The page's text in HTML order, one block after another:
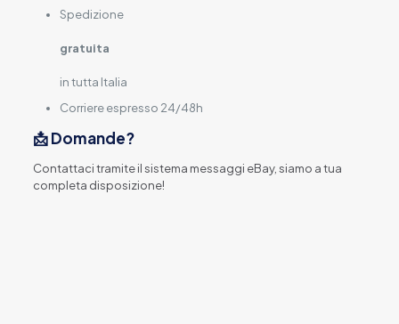
Spedizione
gratuita
in tutta Italia
Corriere espresso 24/48h
📩 Domande?
Contattaci tramite il sistema messaggi eBay, siamo a tua
completa disposizione!